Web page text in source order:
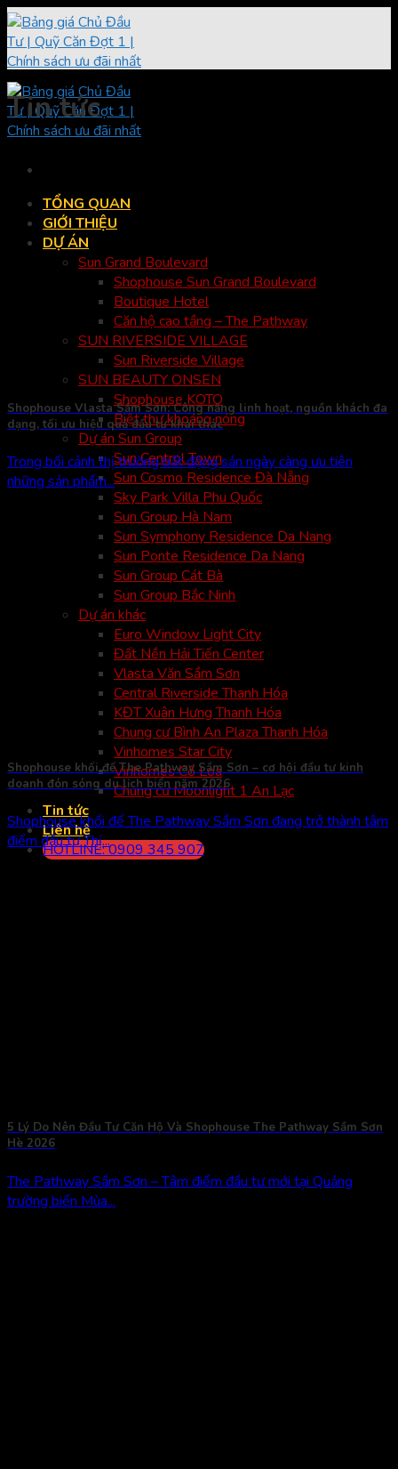
Skip
to
content
TỔNG QUAN
GIỚI THIỆU
DỰ ÁN
Sun Grand Boulevard
Shophouse Sun Grand Boulevard
Boutique Hotel
Căn hộ cao tầng – The Pathway
SUN RIVERSIDE VILLAGE
Sun Riverside Village
SUN BEAUTY ONSEN
Shophouse KOTO
Biệt thự khoáng nóng
Dự án Sun Group
Sun Centrol Town
Sun Cosmo Residence Đà Nẵng
Sky Park Villa Phu Quốc
Sun Group Hà Nam
Sun Symphony Residence Da Nang
Sun Ponte Residence Da Nang
Sun Group Cát Bà
Sun Group Bắc Ninh
Dự án khác
Euro Window Light City
Đất Nền Hải Tiến Center
Vlasta Văn Sầm Sơn
Central Riverside Thanh Hóa
KĐT Xuân Hưng Thanh Hóa
Chung cư Bình An Plaza Thanh Hóa
Vinhomes Star City
Vinhomes Cổ Loa
Chung cư Moonlight 1 An Lạc
Tin tức
Liên hệ
HOTLINE: 0909 345 907
Tin tức
Shophouse Vlasta Sầm Sơn: Công năng linh hoạt, nguồn khách đa
dạng, tối ưu hiệu quả đầu tư khai thác
Trong bối cảnh thị trường bất động sản ngày càng ưu tiên
những sản phẩm...
Shophouse khối đế The Pathway Sầm Sơn – cơ hội đầu tư kinh
doanh đón sóng du lịch biển năm 2026
Shophouse khối đế The Pathway Sầm Sơn đang trở thành tâm
điểm đầu tư Thị...
5 Lý Do Nên Đầu Tư Căn Hộ Và Shophouse The Pathway Sầm Sơn
Hè 2026
The Pathway Sầm Sơn – Tâm điểm đầu tư mới tại Quảng
trường biển Mùa...